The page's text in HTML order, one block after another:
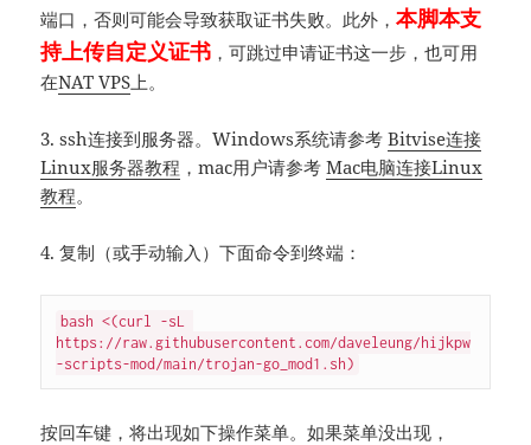
端口，否则可能会导致获取证书失败。此外，本脚本支
持上传自定义证书 ，可跳过申请证书这一步，也可用
在NAT VPS 上。
3. ssh连接到服务器。Windows系统请参考Bitvise连接
Linux服务器教程 ，mac用户请参考Mac电脑连接Linux
教程。
4. 复制（或手动输入）下面命令到终端：
bash <(curl -sL
https://raw.githubusercontent.com/daveleung/hijkpw
-scripts-mod/main/trojan-go_mod1.sh)
按回车键，将出现如下操作菜单。如果菜单没出现，